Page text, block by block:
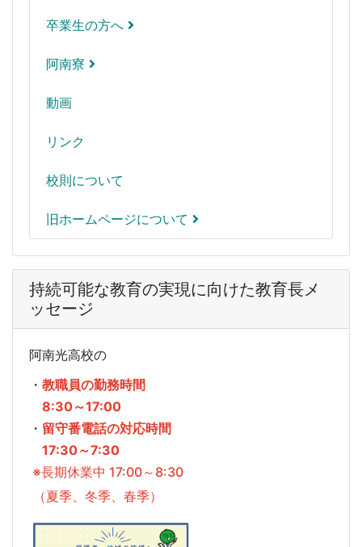
卒業生の方へ
阿南寮
動画
リンク
校則について
旧ホームページについて
持続可能な教育の実現に向けた教育長メ
ッセージ
阿南光高校の
・ 教職員の勤務時間
8:30～17:00
・ 留守番電話の対応時間
17:30～7:30
※長期休業中 17:00～8:30
（夏季、冬季、春季）